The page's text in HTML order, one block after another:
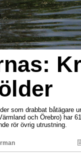
som drabbat båtägare
och Örebro) har
rör övrig utrustning.